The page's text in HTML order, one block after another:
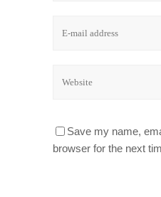
Save my name,
browser for the next